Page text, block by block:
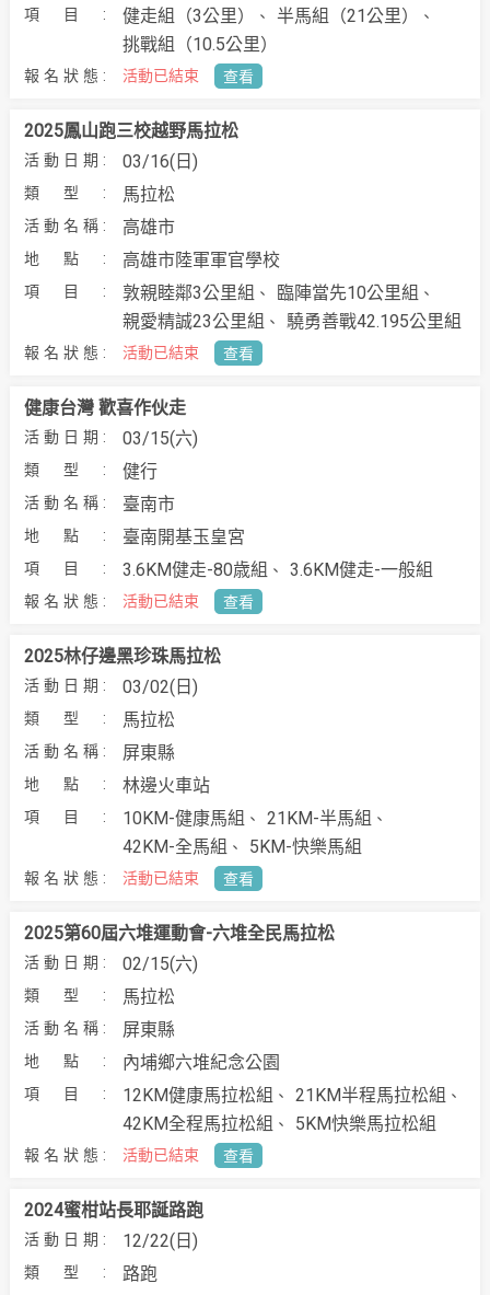
健走組（3公里）
半馬組（21公里）
挑戰組（10.5公里）
活動已結束 查看
03/16(日)
馬拉松
高雄市
2025鳳山跑三校越野馬拉松
高雄市陸軍軍官學校
敦親睦鄰3公里組
臨陣當先10公里組
親愛精誠23公里組
驍勇善戰42.195公里組
活動已結束 查看
03/15(六)
健行
臺南市
健康台灣 歡喜作伙走
臺南開基玉皇宮
3.6KM健走-80歳組
3.6KM健走-一般組
活動已結束 查看
03/02(日)
馬拉松
屏東縣
2025林仔邊黑珍珠馬拉松
林邊火車站
10KM-健康馬組
21KM-半馬組
42KM-全馬組
5KM-快樂馬組
活動已結束 查看
02/15(六)
馬拉松
屏東縣
2025第60屆六堆運動會-六堆全民馬拉松
內埔鄉六堆紀念公園
12KM健康馬拉松組
21KM半程馬拉松組
42KM全程馬拉松組
5KM快樂馬拉松組
活動已結束 查看
12/22(日)
路跑
2024蜜柑站長耶誕路跑